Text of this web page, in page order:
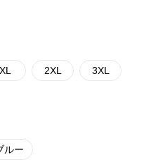
XL 2XL 3XL
ルー